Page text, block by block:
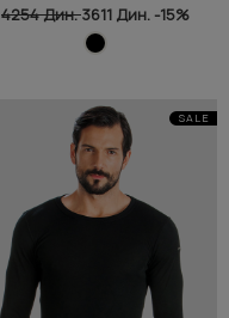
4254 Дин.3611 Дин. -15%
SALE